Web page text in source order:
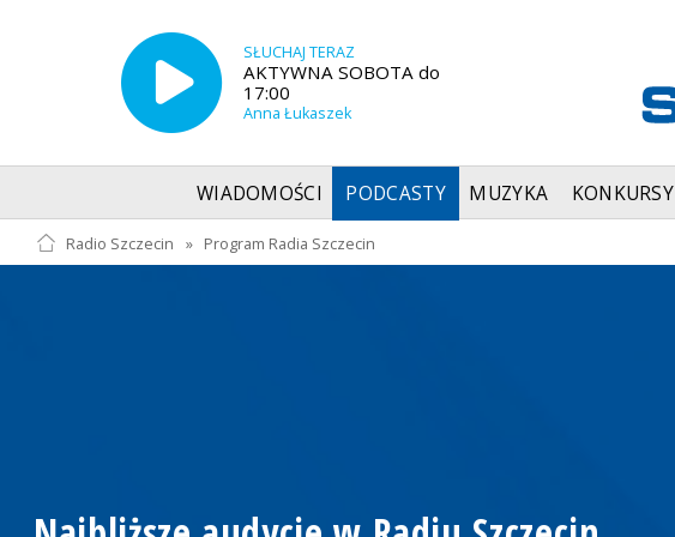
SŁUCHAJ TERAZ
AKTYWNA SOBOTA do
17:00
Anna Łukaszek
WIADOMOŚCI PODCASTY MUZYKA KONKURSY
Radio Szczecin » Program Radia Szczecin